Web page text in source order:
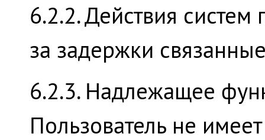
6.2.2. Действия
за задержки
6.2.3. Надлежащее
Пользователь не